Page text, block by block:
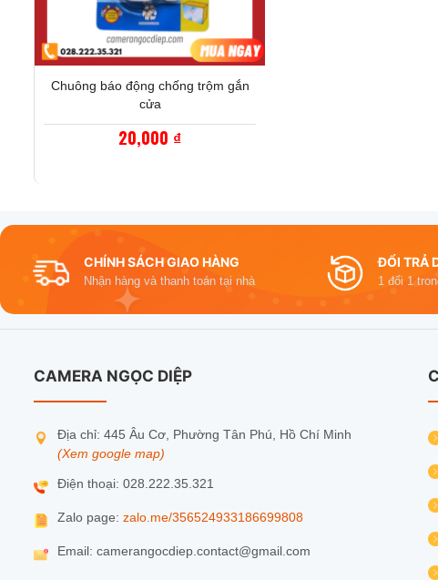
+
Chuông báo động chống trộm gắn
cửa
20,000 ₫
CHÍNH SÁCH GIAO HÀNG
Nhận hàng và thanh toán tại nhà
ĐỔI TRẢ
1 đổi 1
CAMERA NGỌC DIỆP
Địa chỉ: 445 Âu Cơ, Phường Tân Phú, Hồ Chí Minh
(Xem google map)
Điện thoại: 028.222.35.321
Zalo page: zalo.me/356524933186699808
Email: camerangocdiep.contact@gmail.com